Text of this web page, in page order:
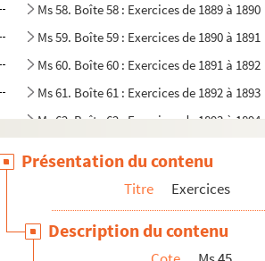
Ms 58. Boîte 58 : Exercices de 1889 à 1890
Ms 59. Boîte 59 : Exercices de 1890 à 1891
Ms 60. Boîte 60 : Exercices de 1891 à 1892
Ms 61. Boîte 61 : Exercices de 1892 à 1893
Ms 62. Boîte 62 : Exercices de 1893 à 1894
Ms 66. Boîte 66 : Exercices de 1897 à 1898
Présentation du contenu
Titre Exercices
Description du contenu